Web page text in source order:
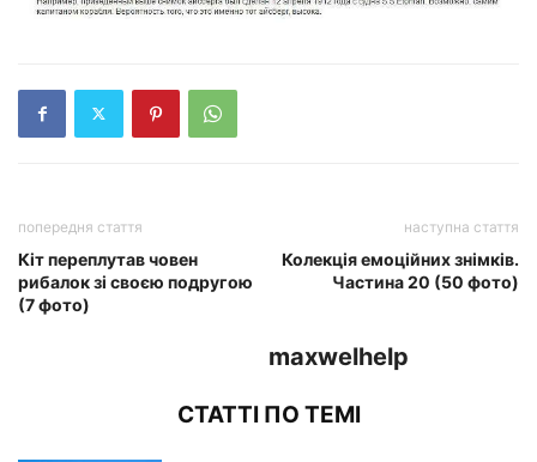
попередня стаття
Кіт переплутав човен
рибалок зі своєю подругою
(7 фото)
наступна стаття
Колекція емоційних знімків.
Частина 20 (50 фото)
maxwelhelp
СТАТТІ ПО ТЕМІ